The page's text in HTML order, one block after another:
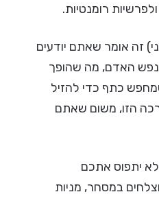
רומנטיות.
זה אומר שאתם יודעים
נפש האדם, מה שהופך
כתף כדי להזיל
הזו, משום שאתם
יתפוס אתכם
במסחר, מניות